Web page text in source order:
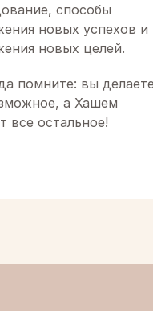
способы
новых успехов и
новых целей.
помните: вы
а Хашем
все остальное!